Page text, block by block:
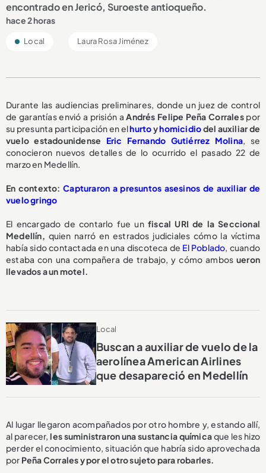
encontrado en Jericó, Suroeste antioqueño.
hace 2 horas
Local Laura Rosa Jiménez
Durante las audiencias preliminares, donde un juez de control
de garantías envió a prisión aAndrés Felipe Peña Corralespor
su presunta participación en elhurtoyhomicidiodel auxiliar de
vuelo estadounidense Eric Fernando Gutiérrez Molina, se
conocieron nuevos detalles de lo ocurrido el pasado 22 de
marzo en Medellín.
En contexto: Capturaron a presuntos asesinos de auxiliar de
vuelo gringo
El encargado de contarlo fue unfiscal URI de la Seccional
Medellín, quien narró en estrados judiciales cómo la víctima
había sido contactada en una discoteca de El Poblado, cuando
estaba con una compañera de trabajo, y cómo ambos ueron
llevados a un motel.
Local
Buscan a auxiliar de vuelo de la
aerolínea American Airlines
que desapareció en Medellín
Al lugar llegaron acompañados por otro hombre y, estando allí,
al parecer,les suministraron una sustancia químicaque les hizo
perder el conocimiento, situación que habría sido aprovechada
por Peña Corrales y por el otro sujeto para robarles.